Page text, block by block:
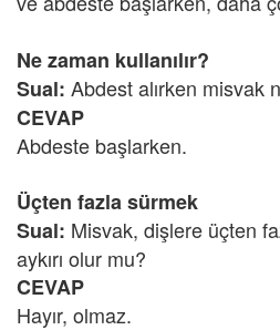
Ne zaman kullanılır?
Sual: Abdest alırken misvak
CEVAP
Abdeste başlarken.
Üçten fazla sürmek
Sual: Misvak, dişlere üçten
aykırı olur mu?
CEVAP
Hayır, olmaz.